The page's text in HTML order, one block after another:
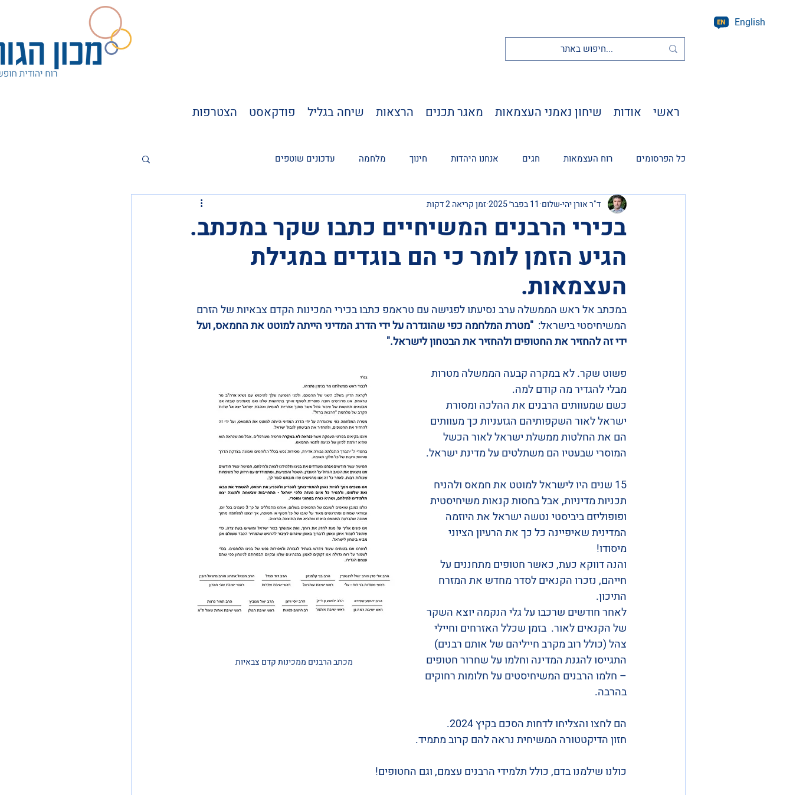
English
ראשי אודות שיחון נאמני העצמאות מאגר תכנים הרצאות שיחה בגליל פודקאסט הצטרפות
כל הפרסומים רוח העצמאות חגים אנחנו היהדות חינוך מלחמה עדכונים שוטפים
בכירי הרבנים המשיחיים כתבו שקר במכתב.
הגיע הזמן לומר כי הם בוגדים במגילת
העצמאות.
ד"ר אורן יהי-שלום 11 בפבר׳ 2025 זמן קריאה 2 דקות
במכתב אל ראש הממשלה ערב נסיעתו לפגישה עם טראמפ כתבו בכירי המכינות הקדם צבאיות של הזרם
המשיחיסטי בישראל: "מטרת המלחמה כפי שהוגדרה על ידי הדרג המדיני הייתה למוטט את החמאס, ועל
ידי זה להחזיר את החטופים ולהחזיר את הבטחון לישראל."
מכתב הרבנים ממכינות קדם צבאיות
פשוט שקר. לא במקרה קבעה הממשלה מטרות
מבלי להגדיר מה קודם למה.
כשם שמעוותים הרבנים את ההלכה ומסורת
ישראל לאור השקפותיהם הגזעניות כך מעוותים
הם את החלטות ממשלת ישראל לאור הכשל
המוסרי שבעטיו הם משתלטים על מדינת ישראל.
15 שנים היו לישראל למוטט את חמאס ולהניח
תכניות מדיניות, אבל בחסות קנאות משיחיסטית
ופופוליזם ביביסטי נטשה ישראל את היוזמה
המדינית שאיפיינה כל כך את הרעיון הציוני
מיסודו!
והנה דווקא כעת, כאשר חטופים מתחננים על
חייהם, נזכרו הקנאים לסדר מחדש את המזרח
התיכון.
לאחר חודשים שרכבו על גלי הנקמה יוצא השקר
של הקנאים לאור.  בזמן שכלל האזרחים וחיילי
צהל (כולל רוב מקרב חייליהם של אותם רבנים)
התגייסו להגנת המדינה וחלמו על שחרור חטופים
– חלמו הרבנים המשיחיסטים על חלומות רחוקים
בהרבה.
הם לחצו והצליחו לדחות הסכם בקיץ 2024.
חזון הדיקטטורה המשיחית נראה להם קרוב מתמיד.
כולנו שילמנו בדם, כולל תלמידי הרבנים עצמם, וגם החטופים!